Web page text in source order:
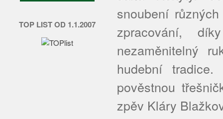
TOP LIST OD 1.1.2007
snoubení
zpracování,
nezaměnitelný
hudební
pověstnou
zpěv Kláry